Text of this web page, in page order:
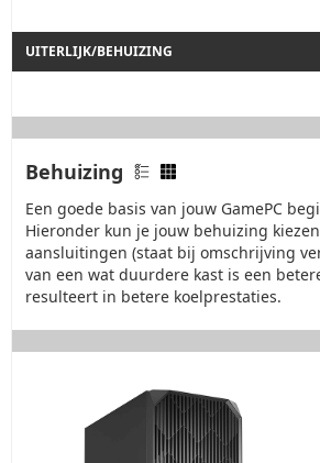
UITERLIJK/BEHUIZING
Behuizing
Een goede basis van jouw GamePC
Hieronder kun je jouw behuizing
aansluitingen (staat bij omschrijving
van een wat duurdere kast is een
resulteert in betere koelprestaties.